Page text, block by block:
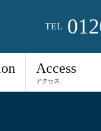
TEL
Access
アクセス